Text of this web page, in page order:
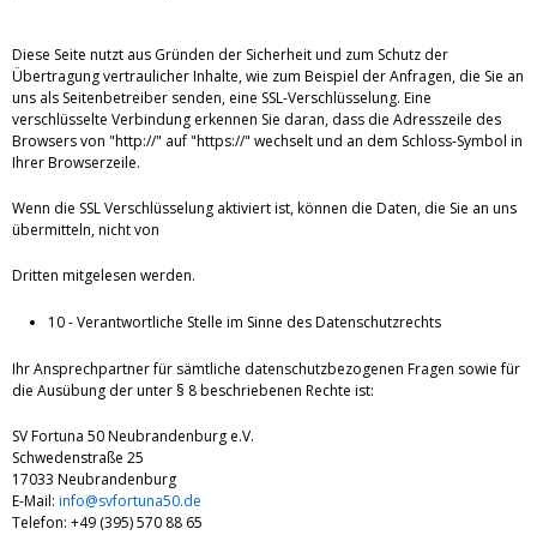
Diese Seite nutzt aus Gründen der Sicherheit und zum Schutz der
Übertragung vertraulicher Inhalte, wie zum Beispiel der Anfragen, die Sie an
uns als Seitenbetreiber senden, eine SSL-Verschlüsselung. Eine
verschlüsselte Verbindung erkennen Sie daran, dass die Adresszeile des
Browsers von "http://" auf "https://" wechselt und an dem Schloss-Symbol in
Ihrer Browserzeile.
Wenn die SSL Verschlüsselung aktiviert ist, können die Daten, die Sie an uns
übermitteln, nicht von
Dritten mitgelesen werden.
10 - Verantwortliche Stelle im Sinne des Datenschutzrechts
Ihr Ansprechpartner für sämtliche datenschutzbezogenen Fragen sowie für
die Ausübung der unter § 8 beschriebenen Rechte ist:
SV Fortuna 50 Neubrandenburg e.V.
Schwedenstraße 25
17033 Neubrandenburg
E-Mail: info@svfortuna50.de
Telefon: +49 (395) 570 88 65